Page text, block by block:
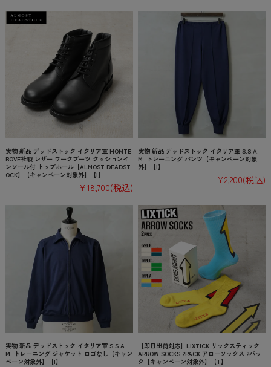
実物 新品 デッドストック イタリア軍 MONTE
BOVE社製 レザー ワークブーツ クッションイ
ンソール付 トップホール【ALMOST DEADST
OCK】【キャンペーン対象外】【I】
¥18,700(税込)
実物 新品 デッドストック イタリア軍 S.S.A.
M. トレーニング パンツ【キャンペーン対象
外】【I】
¥2,200(税込)
実物 新品 デッドストック イタリア軍 S.S.A.
M. トレーニング ジャケット ロゴなし【キャン
ペーン対象外】【I】
【即日出荷対応】LIXTICK リックスティック
ARROW SOCKS 2PACK アローソックス 2パッ
ク【キャンペーン対象外】【T】